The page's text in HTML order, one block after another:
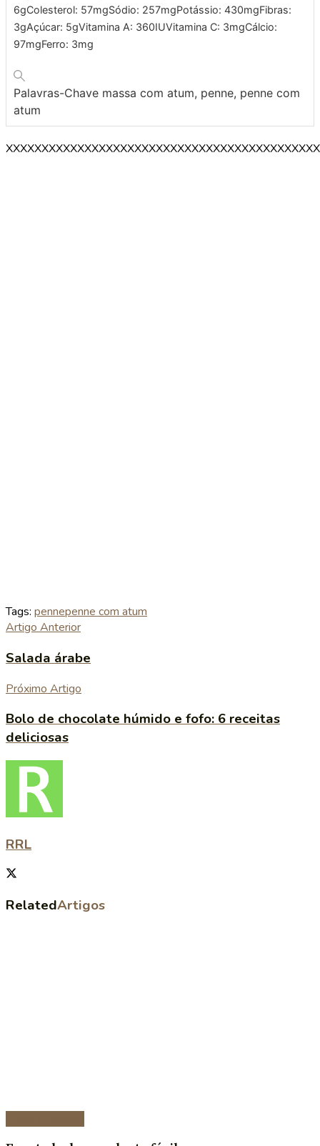
6gColesterol: 57mgSódio: 257mgPotássio: 430mgFibras:
3gAçúcar: 5gVitamina A: 360IUVitamina C: 3mgCálcio:
97mgFerro: 3mg
Palavras-Chave massa com atum, penne, penne com
atum
Tags: pennepenne com atum
Artigo Anterior
Salada árabe
Próximo Artigo
Bolo de chocolate húmido e fofo: 6 receitas
deliciosas
RRL
RelatedArtigos